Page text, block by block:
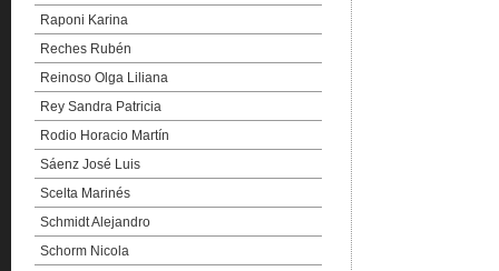
Raponi Karina
Reches Rubén
Reinoso Olga Liliana
Rey Sandra Patricia
Rodio Horacio Martín
Sáenz José Luis
Scelta Marinés
Schmidt Alejandro
Schorm Nicola